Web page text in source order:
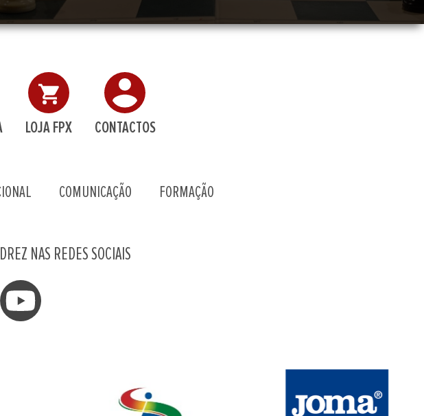
LOJA FPX CONTACTOS
COMUNICAÇÃO FORMAÇÃO
NAS REDES SOCIAIS